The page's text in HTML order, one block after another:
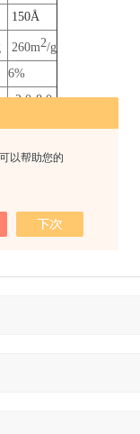
以帮助您的
150Å
260m2/g
6%
2.0-8.0
是